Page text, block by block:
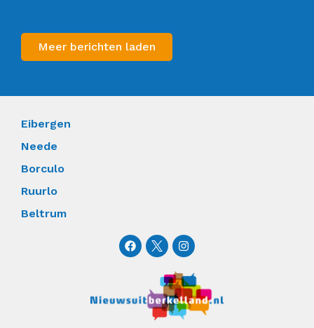
Meer berichten laden
Eibergen
Neede
Borculo
Ruurlo
Beltrum
F
a
o
o
I
n
t
a
g
r
a